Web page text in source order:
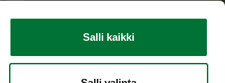
Salli kaikki